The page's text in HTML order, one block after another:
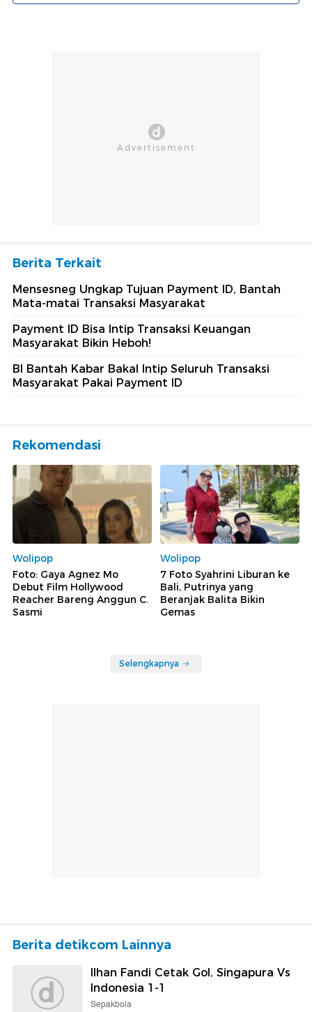
Berita Terkait
Mensesneg Ungkap Tujuan Payment ID, Bantah
Mata-matai Transaksi Masyarakat
Payment ID Bisa Intip Transaksi Keuangan
Masyarakat Bikin Heboh!
BI Bantah Kabar Bakal Intip Seluruh Transaksi
Masyarakat Pakai Payment ID
Rekomendasi
Wolipop
Foto: Gaya Agnez Mo
Debut Film Hollywood
Reacher Bareng Anggun C.
Sasmi
Wolipop
7 Foto Syahrini Liburan ke
Bali, Putrinya yang
Beranjak Balita Bikin
Gemas
Selengkapnya
Berita detikcom Lainnya
Ilhan Fandi Cetak Gol, Singapura Vs
Indonesia 1-1
Sepakbola